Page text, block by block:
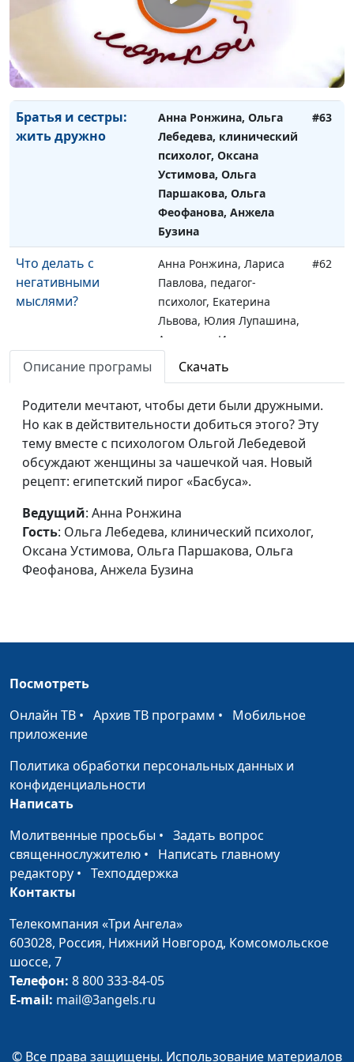
Лебедева, клинический
психолог, Татьяна
Бузина, Ирина Лобанова,
Ольга Паршакова,
Светлана Доманская
Братья и сестры:
жить дружно
Анна Ронжина, Ольга
Лебедева, клинический
психолог, Оксана
Устимова, Ольга
Паршакова, Ольга
Феофанова, Анжела
Бузина
#63
Что делать с
негативными
мыслями?
Анна Ронжина, Лариса
Павлова, педагог-
психолог, Екатерина
Львова, Юлия Лупашина,
Анастасия Иванова,
#62
мальчиков и
девочек?
Лебедева, клинический
психолог, Оксана
Устимова, Ольга
Паршакова, Ольга
Феофанова, Татьяна
Послушание с
радостью
Анна Ронжина, Ольга
Лебедева, клинический
психолог, Екатерина
#60
Как маме всё успеть
психолог, Татьяна
Светлана Доманская
Как жить без
разочарований
Павлова, педагог-
психолог, Екатерина
Львова, Юлия Лупашина,
Границы для моего
ребенка
Анна Ронжина, Ольга
психолог, Екатерина
Доманская
#57
Описание програмы Скачать
Родители мечтают, чтобы дети были дружными.
Но как в действительности добиться этого? Эту
тему вместе с психологом Ольгой Лебедевой
обсуждают женщины за чашечкой чая. Новый
рецепт: египетский пирог «Басбуса».
Ведущий: Анна Ронжина
Гость: Ольга Лебедева, клинический психолог,
Оксана Устимова, Ольга Паршакова, Ольга
Феофанова, Анжела Бузина
Посмотреть
Онлайн ТВ • Архив ТВ программ • Мобильное
приложение
Политика обработки персональных данных и
конфиденциальности
Написать
Молитвенные просьбы • Задать вопрос
священнослужителю • Написать главному
редактору • Техподдержка
Контакты
Телекомпания «Три Ангела»
603028, Россия, Нижний Новгород, Комсомольское
шоссе, 7
Телефон: 8 800 333-84-05
E-mail: mail@3angels.ru
© Все права защищены. Использование материалов